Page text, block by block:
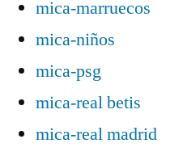
mica-marruecos
mica-niños
mica-psg
mica-real betis
mica-real madrid